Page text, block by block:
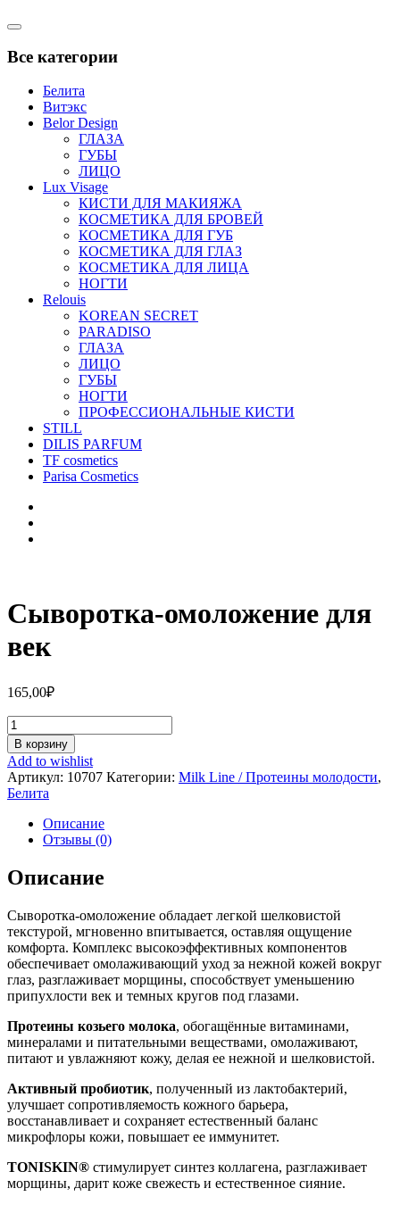
Catalog
Все категории
Белита
Витэкс
Belor Design
ГЛАЗА
ГУБЫ
ЛИЦО
Lux Visage
КИСТИ ДЛЯ МАКИЯЖА
КОСМЕТИКА ДЛЯ БРОВЕЙ
КОСМЕТИКА ДЛЯ ГУБ
КОСМЕТИКА ДЛЯ ГЛАЗ
КОСМЕТИКА ДЛЯ ЛИЦА
НОГТИ
Relouis
KOREAN SECRET
PARADISO
ГЛАЗА
ЛИЦО
ГУБЫ
НОГТИ
ПРОФЕССИОНАЛЬНЫЕ КИСТИ
STILL
DILIS PARFUM
TF cosmetics
Parisa Cosmetics
Сыворотка-омоложение для
век
165,00₽
Количество
Сыворотка-
омоложение
для
век
В корзину
Add to wishlist
Артикул: 10707 Категории: Milk Line / Протеины молодости,
Белита
Описание
Отзывы (0)
Описание
Сыворотка-омоложение обладает легкой шелковистой
текстурой, мгновенно впитывается, оставляя ощущение
комфорта. Комплекс высокоэффективных компонентов
обеспечивает омолаживающий уход за нежной кожей вокруг
глаз, разглаживает морщины, способствует уменьшению
припухлости век и темных кругов под глазами.
Протеины козьего молока, обогащённые витаминами,
минералами и питательными веществами, омолаживают,
питают и увлажняют кожу, делая ее нежной и шелковистой.
Активный пробиотик, полученный из лактобактерий,
улучшает сопротивляемость кожного барьера,
восстанавливает и сохраняет естественный баланс
микрофлоры кожи, повышает ее иммунитет.
TONISKIN® стимулирует синтез коллагена, разглаживает
морщины, дарит коже свежесть и естественное сияние.